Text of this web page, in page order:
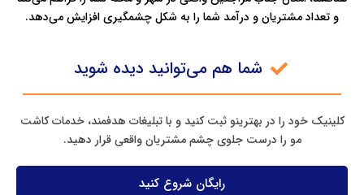
و تعداد مشتریان و درآمد شما را به شکل چشمگیری افزایش می‌دهد.
شما هم می‌توانید دیده شوید
کلینیک خود را در بهترینو ثبت کنید و با تبلیغات هدفمند، خدمات کاشت
مو را درست جلوی چشم مشتریان واقعی قرار دهید.
رایگان شروع کنید